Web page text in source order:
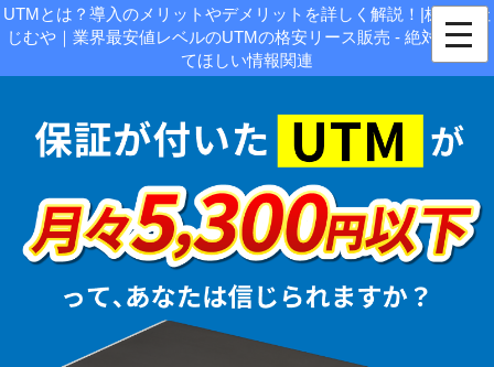
UTMとは？導入のメリットやデメリットを詳しく解説！|株式会社
じむや｜業界最安値レベルのUTMの格安リース販売 - 絶対に知っ
てほしい情報関連